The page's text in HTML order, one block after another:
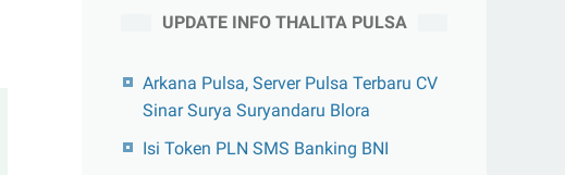
UPDATE INFO THALITA PULSA
Arkana Pulsa, Server Pulsa Terbaru CV
Sinar Surya Suryandaru Blora
Isi Token PLN SMS Banking BNI